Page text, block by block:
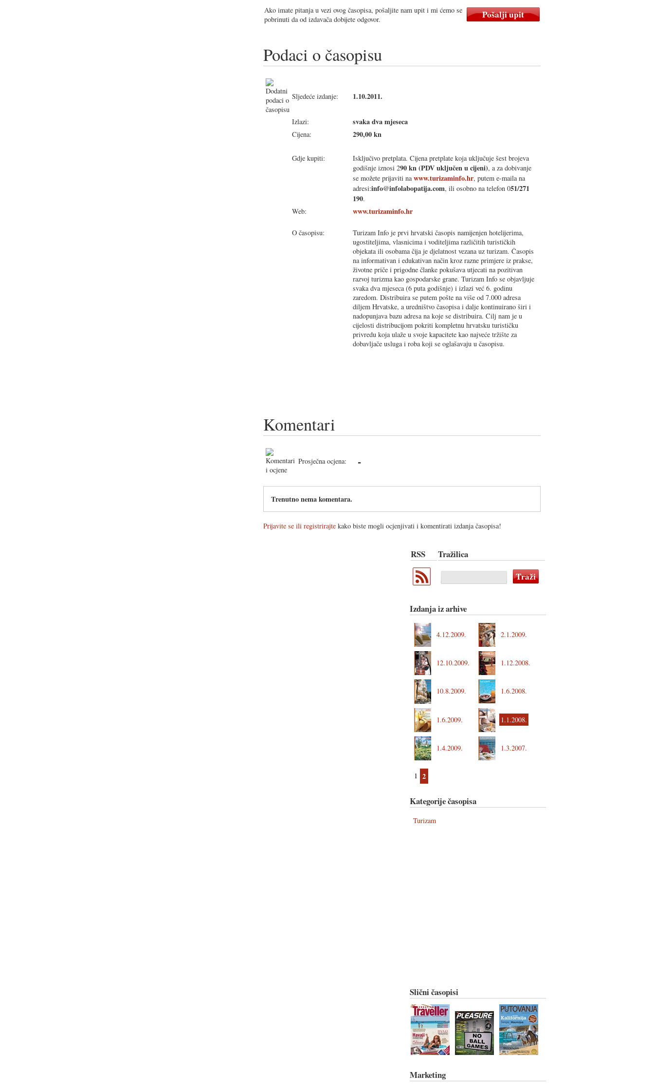
Ako imate pitanja u vezi ovog časopisa, pošaljite nam upit i mi ćemo se
pobrinuti da od izdavača dobijete odgovor.
Podaci o časopisu
Sljedeće izdanje: 1.10.2011.
Izlazi: svaka dva mjeseca
Cijena: 290,00 kn
Gdje kupiti:
Isključivo pretplata. Cijena pretplate koja uključuje šest brojeva
godišnje iznosi 290 kn (PDV uključen u cijeni), a za dobivanje
se možete prijaviti na www.turizaminfo.hr, putem e-maila na
adresi:info@infolabopatija.com, ili osobno na telefon 051/271
190.
Web:
www.turizaminfo.hr
O časopisu:
Turizam Info je prvi hrvatski časopis namijenjen hotelijerima,
ugostiteljima, vlasnicima i voditeljima različitih turističkih
objekata ili osobama čija je djelatnost vezana uz turizam. Časopis
na informativan i edukativan način kroz razne primjere iz prakse,
životne priče i prigodne članke pokušava utjecati na pozitivan
razvoj turizma kao gospodarske grane. Turizam Info se objavljuje
svaka dva mjeseca (6 puta godišnje) i izlazi već 6. godinu
zaredom. Distribuira se putem pošte na više od 7.000 adresa
diljem Hrvatske, a uredništvo časopisa i dalje kontinuirano širi i
nadopunjava bazu adresa na koje se distribuira. Cilj nam je u
cijelosti distribucijom pokriti kompletnu hrvatsku turističku
privredu koja ulaže u svoje kapacitete kao najveće tržište za
dobavljače usluga i roba koji se oglašavaju u časopisu.
Komentari
Prosječna ocjena: -
Trenutno nema komentara.
Prijavite se ili registrirajte kako biste mogli ocjenjivati i komentirati izdanja časopisa!
RSS Tražilica
Izdanja iz arhive
4.12.2009. 2.1.2009.
12.10.2009. 1.12.2008.
10.8.2009. 1.6.2008.
1.6.2009. 1.1.2008.
1.4.2009. 1.3.2007.
1 2
Kategorije časopisa
Turizam
Slični časopisi
Marketing